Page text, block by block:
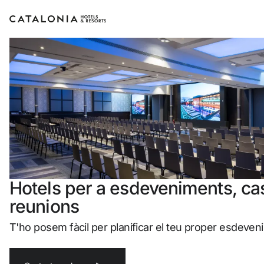
Inicia sessió al teu compte
Iniciar sessió
Has oblidat la teva contrasenya?
o utilitza una d'aquestes opcions
Inicia sessió només amb el mail
Hotels per a esdeveniments,
reunions
T'ho posem fàcil per planificar el teu proper